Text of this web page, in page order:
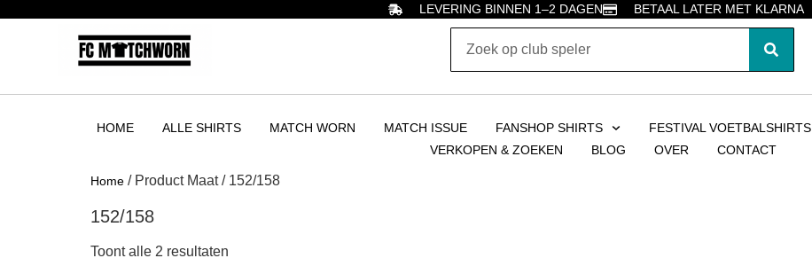
LEVERING BINNEN 1–2 DAGEN BETAAL LATER MET KLARNA
HOME ALLE SHIRTS MATCH WORN MATCH ISSUE FANSHOP SHIRTS FESTIVAL VOETBALSHIRTS
VERKOPEN & ZOEKEN
BLOG OVER CONTACT
Home / Product Maat / 152/158
152/158
Toont alle 2 resultaten